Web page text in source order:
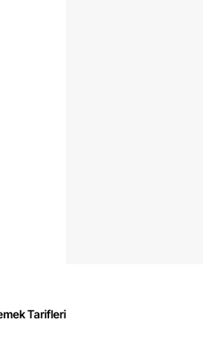
Tarifleri